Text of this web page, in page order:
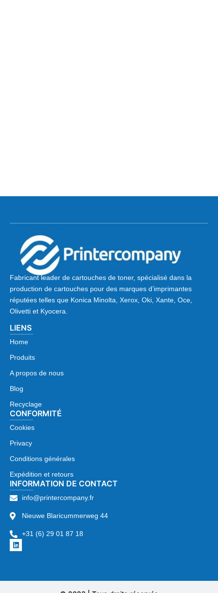
Fabricant leader de cartouches de toner, spécialisé dans la
production de cartouches pour des marques d’imprimantes
réputées telles que Konica Minolta, Xerox, Oki, Xante, Oce,
Olivetti et Kyocera.
LIENS
Home
Produits
A propos de nous
Blog
Recyclage
CONFORMITÉ
Cookies
Privacy
Conditions générales
Expédition et retours
INFORMATION DE CONTACT
info@printercompany.fr
Nieuwe Blaricummerweg 44
+31 (6) 29 01 87 18